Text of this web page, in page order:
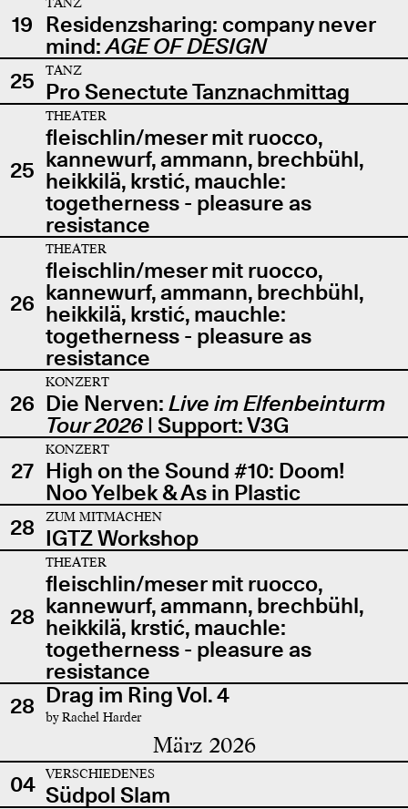
19 Residenzsharing: company never
mind:AGE OF DESIGN
25
TANZ
Pro Senectute Tanznachmittag
25
THEATER
fleischlin/meser mit ruocco,
kannewurf, ammann, brechbühl,
heikkilä, krstić, mauchle:
togetherness - pleasure as
resistance
26
THEATER
fleischlin/meser mit ruocco,
kannewurf, ammann, brechbühl,
heikkilä, krstić, mauchle:
togetherness - pleasure as
resistance
26
KONZERT
Die Nerven: Live im Elfenbeinturm
Tour 2026| Support: V3G
27
KONZERT
High on the Sound #10: Doom!
Noo Yelbek & As in Plastic
28
ZUM MITMACHEN
IGTZ Workshop
28
THEATER
fleischlin/meser mit ruocco,
kannewurf, ammann, brechbühl,
heikkilä, krstić, mauchle:
togetherness - pleasure as
resistance
28 Drag im Ring Vol. 4
by Rachel Harder
März 2026
04 VERSCHIEDENES
Südpol Slam